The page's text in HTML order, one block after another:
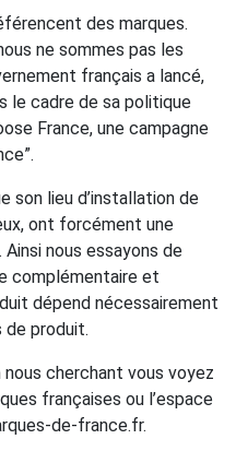
des marques.
ne sommes pas les
français a lancé,
le cadre de sa politique
France, une campagne
son lieu d’installation de
ont forcément une
nous essayons de
complémentaire et
dépend nécessairement
de produit.
cherchant vous voyez
françaises ou l’espace
de-france.fr.